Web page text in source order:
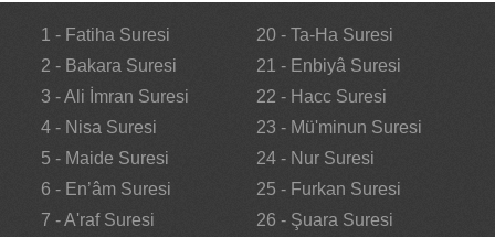
1 - Fatiha Suresi
2 - Bakara Suresi
3 - Ali İmran Suresi
4 - Nisa Suresi
5 - Maide Suresi
6 - En’âm Suresi
7 - A'raf Suresi
20 - Ta-Ha Suresi
21 - Enbiyâ Suresi
22 - Hacc Suresi
23 - Mü'minun Suresi
24 - Nur Suresi
25 - Furkan Suresi
26 - Şuara Suresi